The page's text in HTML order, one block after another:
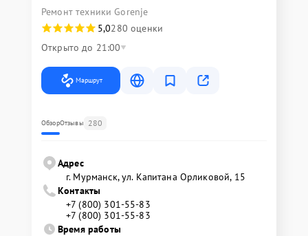
Ремонт техники Gorenje
5,0280 оценки
Открыто до 21:00
Маршрут
ОбзорОтзывы 280
Адрес
г. Мурманск, ул. Капитана Орликовой, 15
Контакты
+7 (800) 301-55-83
+7 (800) 301-55-83
Время работы